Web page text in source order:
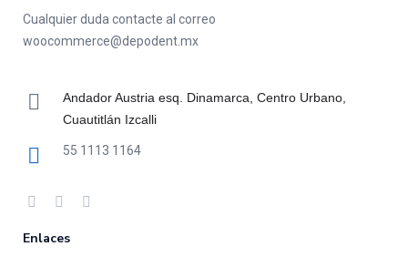
Cualquier duda contacte al correo
woocommerce@depodent.mx
Andador Austria esq. Dinamarca, Centro Urbano,
Cuautitlán Izcalli
55 1113 1164
Enlaces